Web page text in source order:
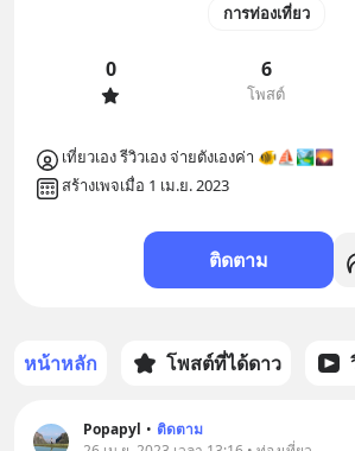
การท่องเที่ยว
0 6
โพสต์
เที่ยวเอง รีวิวเอง จ่ายตังเองค่า 🐠⛵️🏞️🌄
สร้างเพจเมื่อ 1 เม.ย. 2023
ติดตาม
หน้าหลัก โพสต์ที่ได้ดาว
Popapyl • ติดตาม